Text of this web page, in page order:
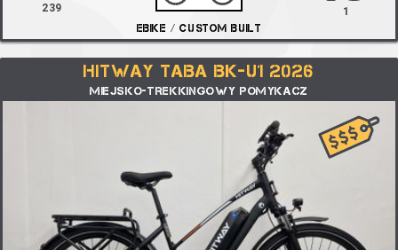
239
EBIKE / CUSTOM BUILT
1
HITWAY TABA BK-U1 2026
MIEJSKO-TREKKINGOWY POMYKACZ